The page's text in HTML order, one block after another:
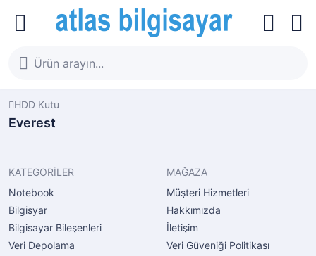
HDD Kutu
Everest
KATEGORİLER
Notebook
Bilgisyar
Bilgisayar Bileşenleri
Veri Depolama
MAĞAZA
Müşteri Hizmetleri
Hakkımızda
İletişim
Veri Güveniği Politikası